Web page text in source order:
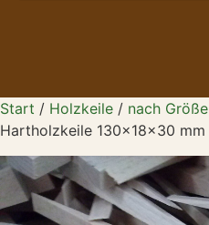
Start / Holzkeile / nach Größe
Hartholzkeile 130x18x30 mm